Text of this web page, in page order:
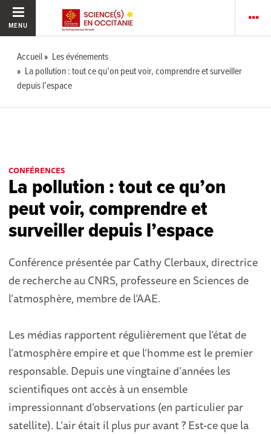
MENU
Accueil
Les événements
La pollution : tout ce qu’on peut voir, comprendre et surveiller
depuis l’espace
CONFÉRENCES
La pollution : tout ce qu’on
peut voir, comprendre et
surveiller depuis l’espace
Conférence présentée par Cathy Clerbaux, directrice
de recherche au CNRS, professeure en Sciences de
l’atmosphère, membre de l’AAE.
Les médias rapportent régulièrement que l’état de
l’atmosphère empire et que l’homme est le premier
responsable. Depuis une vingtaine d’années les
scientifiques ont accès à un ensemble
impressionnant d’observations (en particulier par
satellite). L’air était il plus pur avant ? Est-ce que la